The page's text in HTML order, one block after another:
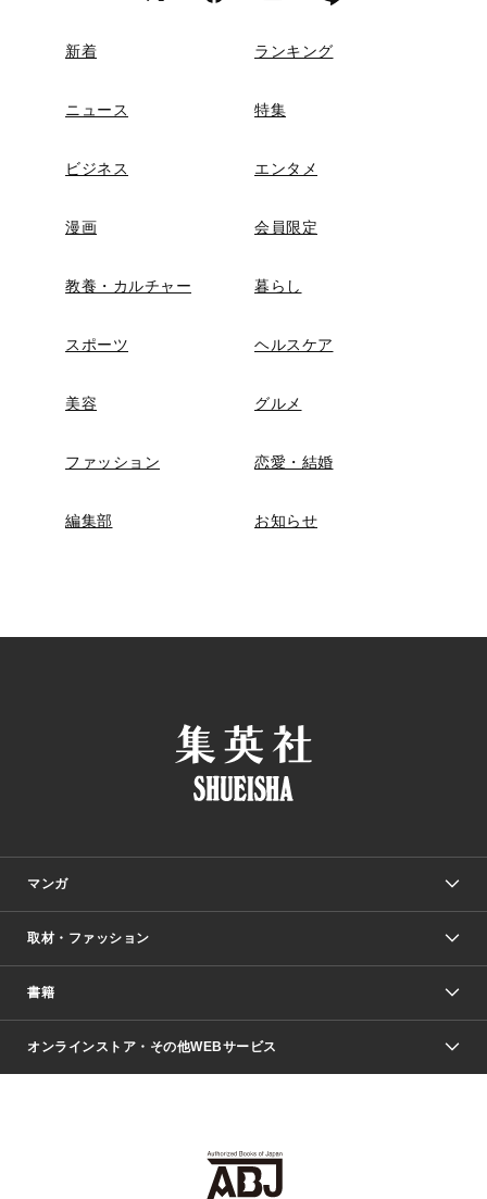
新着 ランキング
ニュース 特集
ビジネス エンタメ
漫画 会員限定
教養・カルチャー 暮らし
スポーツ ヘルスケア
美容 グルメ
ファッション 恋愛・結婚
編集部 お知らせ
マンガ
少年マンガ
Vジャンプ
週刊ヤングジャンプ
少女マンガ
取材・ファッション
Seventeen
芸能・情報・スポーツ
書籍
文芸・文庫・総合
ライトノベル・ノベライズ
オンラインストア・その他WEBサービス
SHUEISHA MANGA-ART HERITAGE